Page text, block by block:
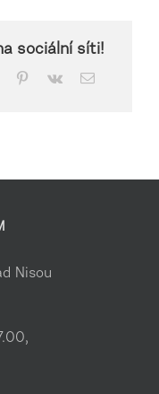
sociální síti!
Tumblr Pinterest
Vk
E-
Nisou